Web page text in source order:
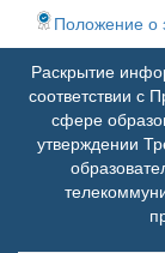
Положение о
Раскрытие
соответствии с
сфере
утверждении